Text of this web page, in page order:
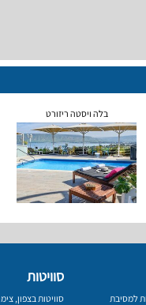
בלה ויסטה ריזורט
למסיבת
סוויטות
סוויטות בצפון,